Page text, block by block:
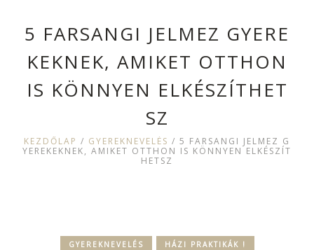
5 FARSANGI JELMEZ GYERE
KEKNEK, AMIKET OTTHON
IS KÖNNYEN ELKÉSZÍTHET
SZ
KEZDŐLAP / GYEREKNEVELÉS / 5 FARSANGI JELMEZ G
YEREKEKNEK, AMIKET OTTHON IS KÖNNYEN ELKÉSZÍT
HETSZ
GYEREKNEVELÉS HÁZI PRAKTIKÁK !